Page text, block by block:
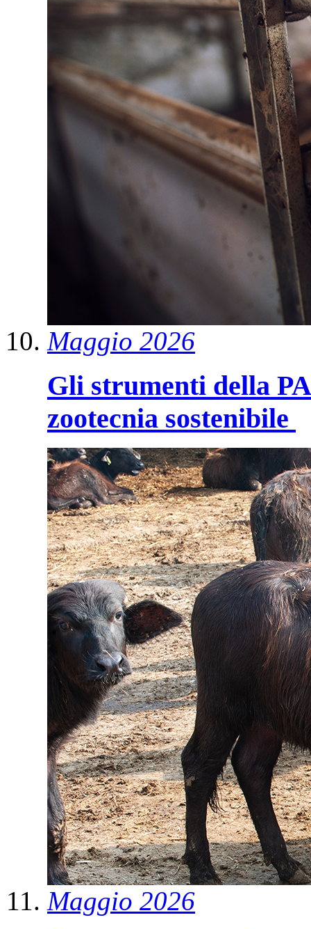
Maggio 2026
Gli strumenti della
zootecnia sostenibile
Maggio 2026